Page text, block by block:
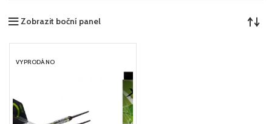
Zobrazit boční panel
VYPRODÁNO